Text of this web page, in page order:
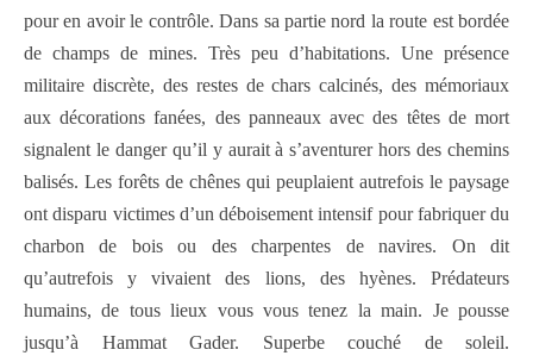
pour en avoir le contrôle. Dans sa partie nord la route est bordée
de champs de mines. Très peu d’habitations. Une présence
militaire discrète, des restes de chars calcinés, des mémoriaux
aux décorations fanées, des panneaux avec des têtes de mort
signalent le danger qu’il y aurait à s’aventurer hors des chemins
balisés. Les forêts de chênes qui peuplaient autrefois le paysage
ont disparu victimes d’un déboisement intensif pour fabriquer du
charbon de bois ou des charpentes de navires. On dit
qu’autrefois y vivaient des lions, des hyènes. Prédateurs
humains, de tous lieux vous vous tenez la main. Je pousse
jusqu’à Hammat Gader. Superbe couché de soleil.